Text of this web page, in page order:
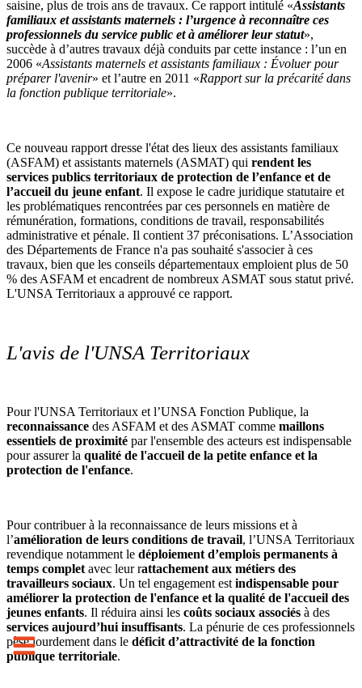
saisine, plus de trois ans de travaux. Ce rapport intitulé «Assistants
familiaux et assistants maternels : l’urgence à reconnaître ces
professionnels du service public et à améliorer leur statut»,
succède à d’autres travaux déjà conduits par cette instance : l’un en
2006 «Assistants maternels et assistants familiaux : Évoluer pour
préparer l'avenir» et l’autre en 2011 «Rapport sur la précarité dans
la fonction publique territoriale».
Ce nouveau rapport dresse l'état des lieux des assistants familiaux
(ASFAM) et assistants maternels (ASMAT) qui rendent les
services publics territoriaux de protection de l’enfance et de
l’accueil du jeune enfant. Il expose le cadre juridique statutaire et
les problématiques rencontrées par ces personnels en matière de
rémunération, formations, conditions de travail, responsabilités
administrative et pénale. Il contient 37 préconisations. L’Association
des Départements de France n'a pas souhaité s'associer à ces
travaux, bien que les conseils départementaux emploient plus de 50
% des ASFAM et encadrent de nombreux ASMAT sous statut privé.
L'UNSA Territoriaux a approuvé ce rapport.
L'avis de l'UNSA Territoriaux
Pour l'UNSA Territoriaux et l’UNSA Fonction Publique, la
reconnaissance des ASFAM et des ASMAT comme maillons
essentiels de proximité par l'ensemble des acteurs est indispensable
pour assurer la qualité de l'accueil de la petite enfance et la
protection de l'enfance.
Pour contribuer à la reconnaissance de leurs missions et à
l’amélioration de leurs conditions de travail, l’UNSA Territoriaux
revendique notamment le déploiement d’emplois permanents à
temps complet avec leur rattachement aux métiers des
travailleurs sociaux. Un tel engagement est indispensable pour
améliorer la protection de l'enfance et la qualité de l'accueil des
jeunes enfants. Il réduira ainsi les coûts sociaux associés à des
services aujourd’hui insuffisants. La pénurie de ces professionnels
pèse lourdement dans le déficit d’attractivité de la fonction
publique territoriale.